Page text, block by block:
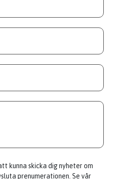
kunna skicka dig nyheter om
prenumerationen. Se vår